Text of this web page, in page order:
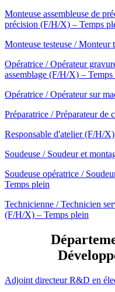
Monteuse assembleuse de
précision (F/H/X) – Temps
Monteuse testeuse /
Opératrice / Opérateur
assemblage (F/H/X) –
Opératrice / Opérateur sur
Préparatrice / Préparateur
Responsable d'atelier (F/H/
Soudeuse / Soudeur et
Soudeuse opératrice /
Temps plein
Technicienne / Technicien
(F/H/X) – Temps plein
Adjoint directeur R&D en